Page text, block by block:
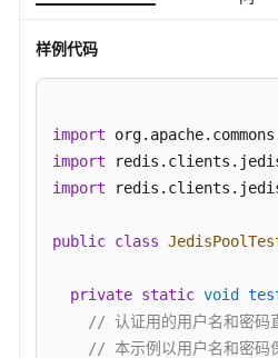
运
命
令
容
表
通
样例代码
import org. apache. commons
import redis. clients .
import redis. clients .
public class
private static void
// 认证用的用户名和密码
// 本示例以用户名和密码保